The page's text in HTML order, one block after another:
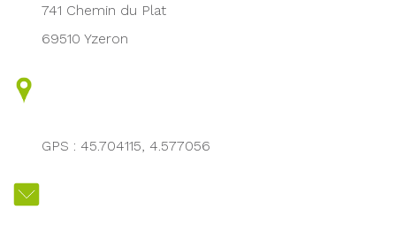
741 Chemin du Plat
69510 Yzeron
GPS : 45.704115, 4.577056